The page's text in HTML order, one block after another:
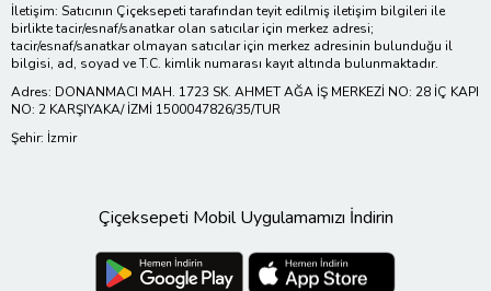
İletişim: Satıcının Çiçeksepeti tarafından teyit edilmiş iletişim bilgileri ile
birlikte tacir/esnaf/sanatkar olan satıcılar için merkez adresi;
tacir/esnaf/sanatkar olmayan satıcılar için merkez adresinin bulunduğu il
bilgisi, ad, soyad ve T.C. kimlik numarası kayıt altında bulunmaktadır.
Adres: DONANMACI MAH. 1723 SK. AHMET AĞA İŞ MERKEZİ NO: 28 İÇ KAPI
NO: 2 KARŞIYAKA/ İZMİ 1500047826/35/TUR
Şehir: İzmir
Çiçeksepeti Mobil Uygulamamızı İndirin